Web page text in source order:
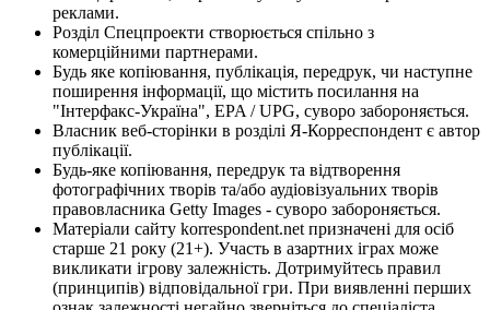
реклами.
Розділ Спецпроекти створюється спільно з
комерційними партнерами.
Будь яке копіювання, публікація, передрук, чи наступне
поширення інформації, що містить посилання на
"Інтерфакс-Україна", EPA / UPG, суворо забороняється.
Власник веб-сторінки в розділі Я-Корреспондент є автор
публікації.
Будь-яке копіювання, передрук та відтворення
фотографічних творів та/або аудіовізуальних творів
правовласника Getty Images - суворо забороняється.
Матеріали сайту korrespondent.net призначені для осіб
старше 21 року (21+). Участь в азартних іграх може
викликати ігрову залежність. Дотримуйтесь правил
(принципів) відповідальної гри. При виявленні перших